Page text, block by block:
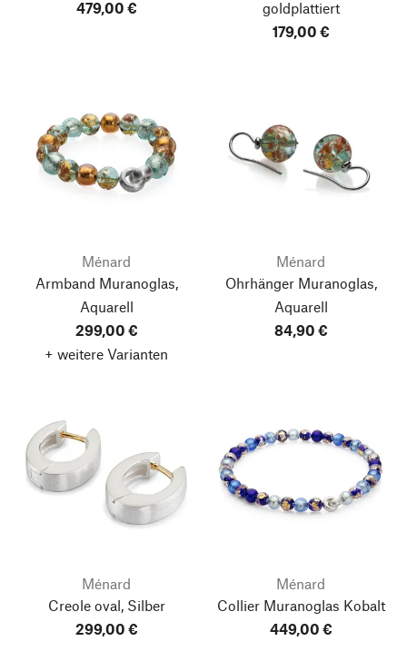
479,00 €
goldplattiert
179,00 €
Ménard
Armband Muranoglas,
Aquarell
299,00 €
+ weitere Varianten
Ménard
Ohrhänger Muranoglas,
Aquarell
84,90 €
Ménard
Creole oval, Silber
299,00 €
Ménard
Collier Muranoglas Kobalt
449,00 €